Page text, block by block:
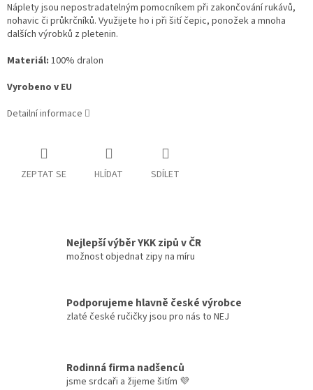
Náplety jsou nepostradatelným pomocníkem při zakončování rukávů,
nohavic či průkrčníků. Využijete ho i při šití čepic, ponožek a mnoha
dalších výrobků z pletenin.
Materiál: 100% dralon
Vyrobeno v EU
Detailní informace
ZEPTAT SE HLÍDAT SDÍLET
Nejlepší výběr YKK zipů v ČR
možnost objednat zipy na míru
Podporujeme hlavně české výrobce
zlaté české ručičky jsou pro nás to NEJ
Rodinná firma nadšenců
jsme srdcaři a žijeme šitím 💜